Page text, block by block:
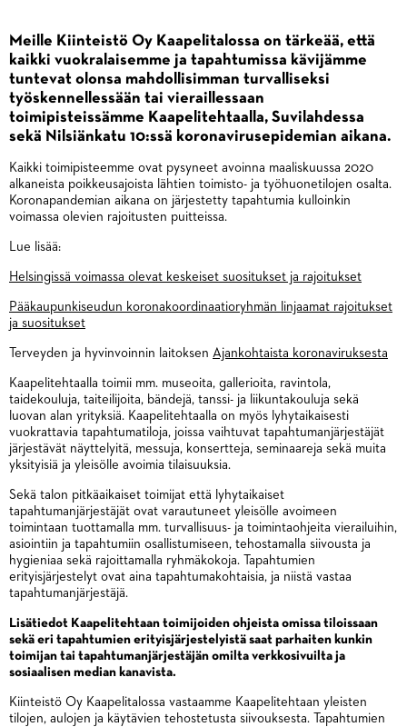
Meille Kiinteistö Oy Kaapelitalossa on tärkeää, että
kaikki vuokralaisemme ja tapahtumissa kävijämme
tuntevat olonsa mahdollisimman turvalliseksi
työskennellessään tai vieraillessaan
toimipisteissämme Kaapelitehtaalla, Suvilahdessa
sekä Nilsiänkatu 10:ssä koronavirusepidemian aikana.
Kaikki toimipisteemme ovat pysyneet avoinna maaliskuussa 2020
alkaneista poikkeusajoista lähtien toimisto- ja työhuonetilojen osalta.
Koronapandemian aikana on järjestetty tapahtumia kulloinkin
voimassa olevien rajoitusten puitteissa.
Lue lisää:
Helsingissä voimassa olevat keskeiset suositukset ja rajoitukset
Pääkaupunkiseudun koronakoordinaatioryhmän linjaamat rajoitukset
ja suositukset
Terveyden ja hyvinvoinnin laitoksen Ajankohtaista koronaviruksesta
Kaapelitehtaalla toimii mm. museoita, gallerioita, ravintola,
taidekouluja, taiteilijoita, bändejä, tanssi- ja liikuntakouluja sekä
luovan alan yrityksiä. Kaapelitehtaalla on myös lyhytaikaisesti
vuokrattavia tapahtumatiloja, joissa vaihtuvat tapahtumanjärjestäjät
järjestävät näyttelyitä, messuja, konsertteja, seminaareja sekä muita
yksityisiä ja yleisölle avoimia tilaisuuksia.
Sekä talon pitkäaikaiset toimijat että lyhytaikaiset
tapahtumanjärjestäjät ovat varautuneet yleisölle avoimeen
toimintaan tuottamalla mm. turvallisuus- ja toimintaohjeita vierailuihin,
asiointiin ja tapahtumiin osallistumiseen, tehostamalla siivousta ja
hygieniaa sekä rajoittamalla ryhmäkokoja. Tapahtumien
erityisjärjestelyt ovat aina tapahtumakohtaisia, ja niistä vastaa
tapahtumanjärjestäjä.
Lisätiedot Kaapelitehtaan toimijoiden ohjeista omissa tiloissaan
sekä eri tapahtumien erityisjärjestelyistä saat parhaiten kunkin
toimijan tai tapahtumanjärjestäjän omilta verkkosivuilta ja
sosiaalisen median kanavista.
Kiinteistö Oy Kaapelitalossa vastaamme Kaapelitehtaan yleisten
tilojen, aulojen ja käytävien tehostetusta siivouksesta. Tapahtumien